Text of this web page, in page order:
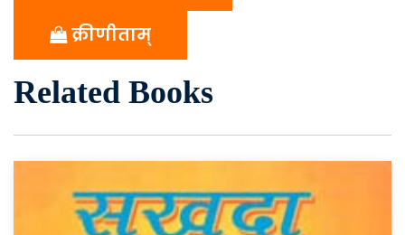
क्रीणीताम्
Related Books